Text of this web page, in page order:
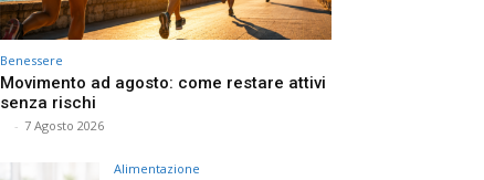
Benessere
Movimento ad agosto: come restare attivi
senza rischi
- 7 Agosto 2026
Alimentazione